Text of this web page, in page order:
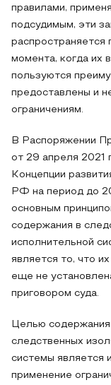
правилами,
подсудимым, эти
распространяется
момента, когда их
пользуются
предоставлены и
ограничениям.
В Распоряжении
от 29 апреля
Концепции
РФ на период до
основным
содержания в
исполнительной
является то, что
еще не
приговором суда.
Целью
следственных
системы является
применение